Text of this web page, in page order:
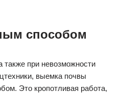
способом
также при невозможности
выемка почвы
Это кропотливая работа,